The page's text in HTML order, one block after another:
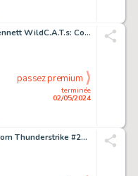
Jim Lee and Richard Bennett WildC.A.T.s: Covert Action Teams #8 Story Page 3 Original Art (Image, 1994).
terminée
02/05/2024
passez premium
Ron Frenz and Al Milgrom Thunderstrike #23 Splash Page 3 Original Art (Marvel, 1995).